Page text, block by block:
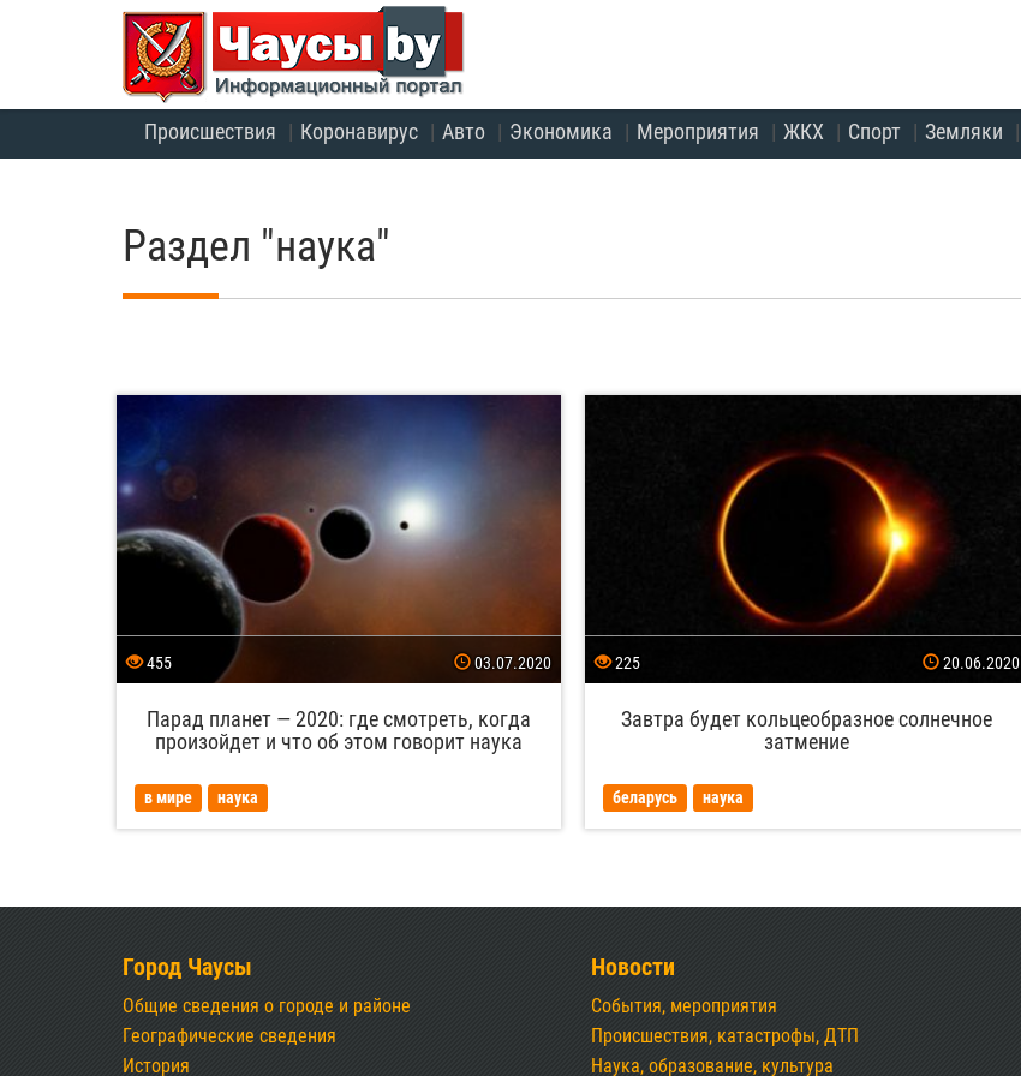
Происшествия Коронавирус Авто Экономика Мероприятия ЖКХ Спорт Земляки
Раздел "наука"
455 03.07.2020
Парад планет — 2020: где смотреть, когда
произойдет и что об этом говорит наука
в мире наука
225 20.06.2020
Завтра будет кольцеобразное солнечное
затмение
беларусь наука
Город Чаусы
Общие сведения о городе и районе
Географические сведения
История
Новости
События, мероприятия
Происшествия, катастрофы, ДТП
Наука, образование, культура